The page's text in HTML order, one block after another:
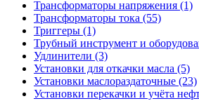
Трансформаторы напряжения (1)
Трансформаторы тока (55)
Триггеры (1)
Трубный инструмент и
Удлинители (3)
Установки для откачки масла (5)
Установки маслораздаточные (23)
Установки перекачки и учёта